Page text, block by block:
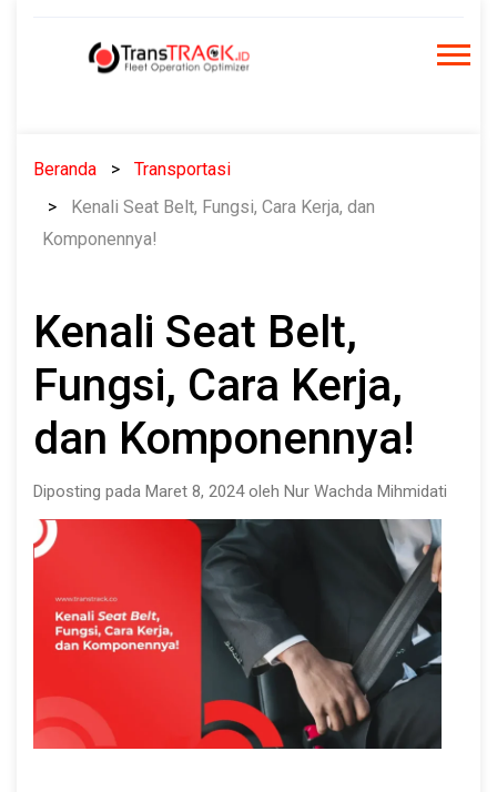
Beranda
Transportasi
Kenali Seat Belt, Fungsi, Cara Kerja, dan
Komponennya!
Kenali Seat Belt,
Fungsi, Cara Kerja,
dan Komponennya!
Diposting pada Maret 8, 2024 oleh Nur Wachda Mihmidati